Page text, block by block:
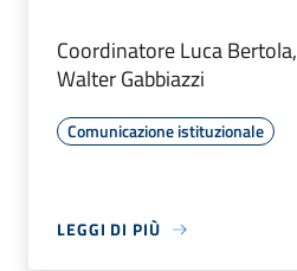
Coordinatore Luca
Walter Gabbiazzi
Comunicazione istituzionale
LEGGI DI PIÙ